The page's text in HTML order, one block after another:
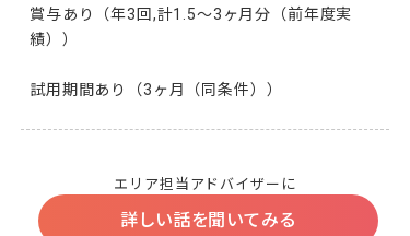
賞与あり（年3回,計1.5～3ヶ月分（前年度実
績））
試用期間あり（3ヶ月（同条件））
エリア担当アドバイザーに
詳しい話を聞いてみる